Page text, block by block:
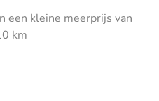
een kleine meerprijs van
km